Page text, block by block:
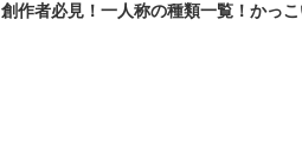
創作者必見！一人称の種類一覧！かっ